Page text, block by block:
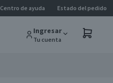
Centro de ayuda Estado del pedido
Ingresar
Tu cuenta